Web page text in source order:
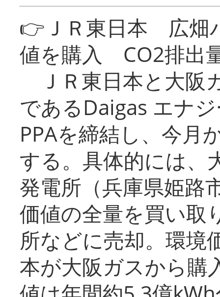
👉ＪＲ東日本 広畑
値を購入 CO2排出
ＪＲ東日本と大阪
であるDaigas エナ
PPAを締結し、今月
する。具体的には、
発電所（兵庫県姫路
価値の全量を買い取
所などに売却。環境
本が大阪ガスから購